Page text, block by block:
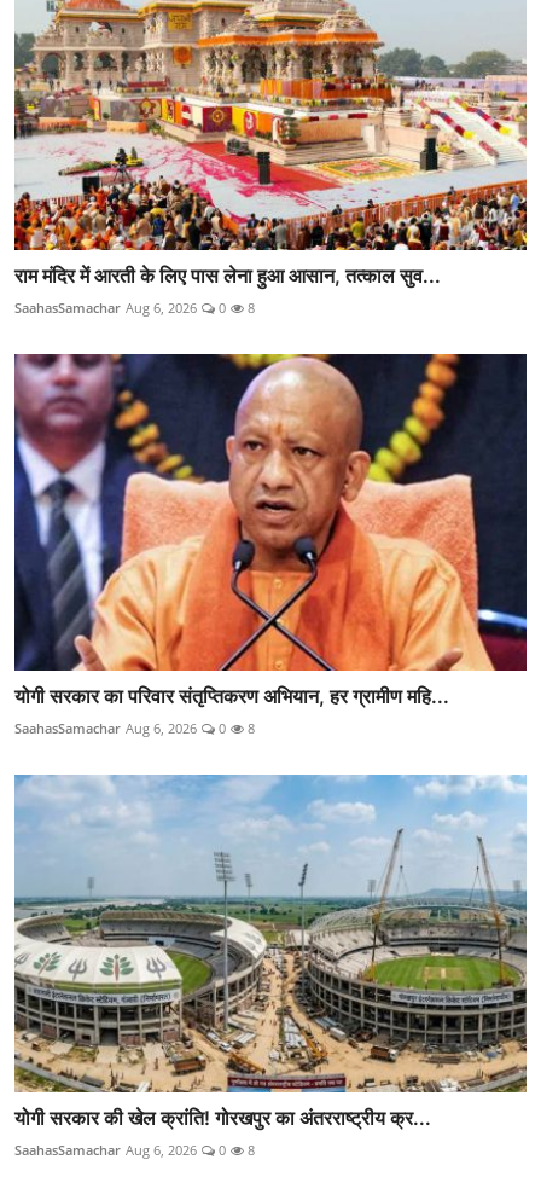
राम मंदिर में आरती के लिए पास लेना हुआ आसान, तत्काल सुव...
SaahasSamachar Aug 6, 2026 0 8
योगी सरकार का परिवार संतृप्तिकरण अभियान, हर ग्रामीण महि...
SaahasSamachar Aug 6, 2026 0 8
योगी सरकार की खेल क्रांति! गोरखपुर का अंतरराष्ट्रीय क्र...
SaahasSamachar Aug 6, 2026 0 8